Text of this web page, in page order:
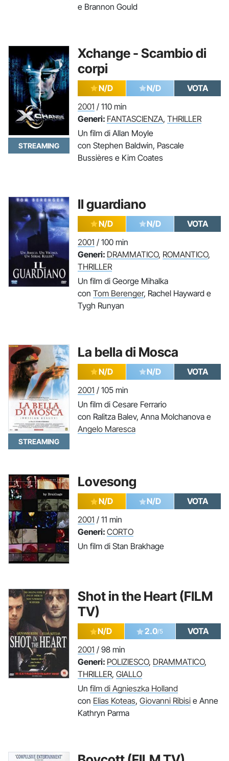
e Brannon Gould
Xchange - Scambio di
corpi
STREAMING
N/D N/D
VOTA
2001 / 110 min
Generi: FANTASCIENZA, THRILLER
Un film di Allan Moyle
con Stephen Baldwin, Pascale
Bussières e Kim Coates
Il guardiano
N/D N/D
VOTA
2001 / 100 min
Generi: DRAMMATICO, ROMANTICO,
THRILLER
Un film di George Mihalka
con Tom Berenger, Rachel Hayward e
Tygh Runyan
La bella di Mosca
STREAMING
N/D N/D
VOTA
2001 / 105 min
Un film di Cesare Ferrario
con Ralitza Balev, Anna Molchanova e
Angelo Maresca
Lovesong
N/D N/D
VOTA
2001 / 11 min
Generi: CORTO
Un film di Stan Brakhage
Shot in the Heart (FILM
TV)
N/D 2.0/5
VOTA
2001 / 98 min
Generi: POLIZIESCO, DRAMMATICO,
THRILLER, GIALLO
Un film di Agnieszka Holland
con Elias Koteas, Giovanni Ribisi e Anne
Kathryn Parma